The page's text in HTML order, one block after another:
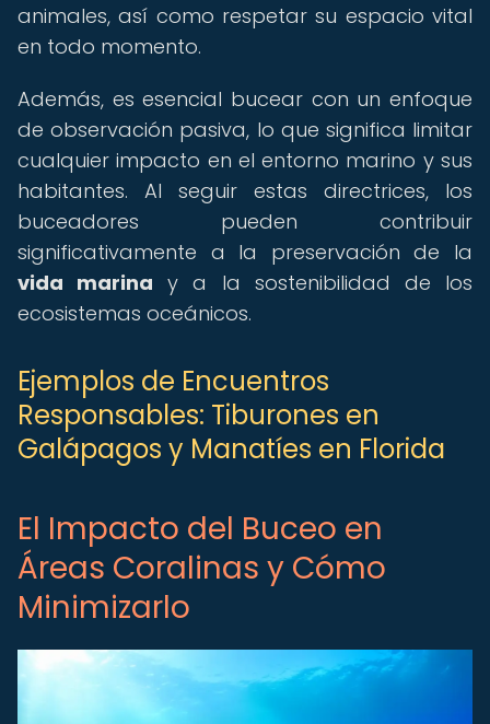
animales, así como respetar su espacio vital
en todo momento.
Además, es esencial bucear con un enfoque
de observación pasiva, lo que significa limitar
cualquier impacto en el entorno marino y sus
habitantes. Al seguir estas directrices, los
buceadores pueden contribuir
significativamente a la preservación de la
vida marina y a la sostenibilidad de los
ecosistemas oceánicos.
Ejemplos de Encuentros
Responsables: Tiburones en
Galápagos y Manatíes en Florida
El Impacto del Buceo en
Áreas Coralinas y Cómo
Minimizarlo